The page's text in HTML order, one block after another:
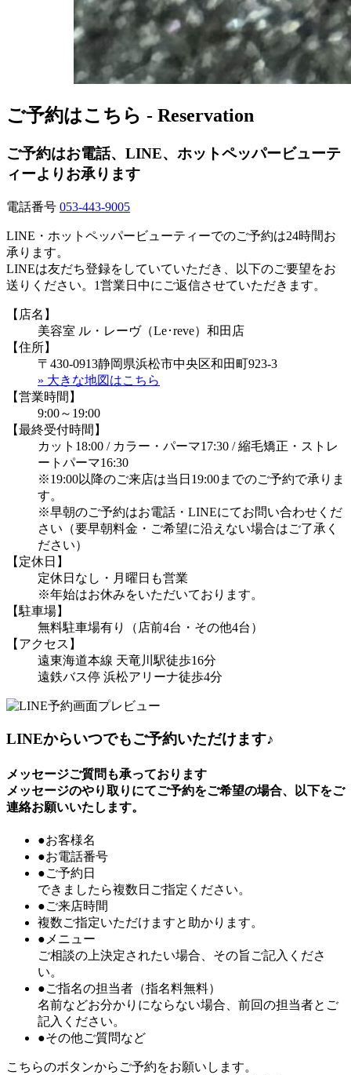
ご予約はこちら - Reservation
ご予約はお電話、LINE、ホットペッパービューテ
ィーよりお承ります
電話番号 053-443-9005
LINE・ホットペッパービューティーでのご予約は24時間お
承ります。
LINEは友だち登録をしていていただき、以下のご要望をお
送りください。1営業日中にご返信させていただきます。
【店名】
美容室 ル・レーヴ（Le･reve）和田店
【住所】
〒430-0913静岡県浜松市中央区和田町923-3
» 大きな地図はこちら
【営業時間】
9:00～19:00
【最終受付時間】
カット18:00 / カラー・パーマ17:30 / 縮毛矯正・ストレ
ートパーマ16:30
※19:00以降のご来店は当日19:00までのご予約で承りま
す。
※早朝のご予約はお電話・LINEにてお問い合わせくだ
さい（要早朝料金・ご希望に沿えない場合はご了承く
ださい）
【定休日】
定休日なし・月曜日も営業
※年始はお休みをいただいております。
【駐車場】
無料駐車場有り（店前4台・その他4台）
【アクセス】
遠東海道本線 天竜川駅徒歩16分
遠鉄バス停 浜松アリーナ徒歩4分
LINEからいつでもご予約いただけます♪
メッセージご質問も承っております
メッセージのやり取りにてご予約をご希望の場合、以下をご
連絡お願いいたします。
●お客様名
●お電話番号
●ご予約日
できましたら複数日ご指定ください。
●ご来店時間
複数ご指定いただけますと助かります。
●メニュー
ご相談の上決定されたい場合、その旨ご記入くださ
い。
●ご指名の担当者（指名料無料）
名前などお分かりにならない場合、前回の担当者とご
記入ください。
●その他ご質問など
こちらのボタンからご予約をお願いします。